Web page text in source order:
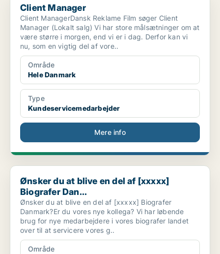
Client Manager
Client ManagerDansk Reklame Film søger Client
Manager (Lokalt salg) Vi har store målsætninger om at
være større i morgen, end vi er i dag. Derfor kan vi
nu, som en vigtig del af vore..
Område
Hele Danmark
Type
Kundeservicemedarbejder
Mere info
Ønsker du at blive en del af [xxxxx] Biografer Dan...
Ønsker du at blive en del af [xxxxx]
Biografer Dan...
Ønsker du at blive en del af [xxxxx] Biografer
Danmark?Er du vores nye kollega? Vi har løbende
brug for nye medarbejdere i vores biografer landet
over til at servicere vores g..
Område